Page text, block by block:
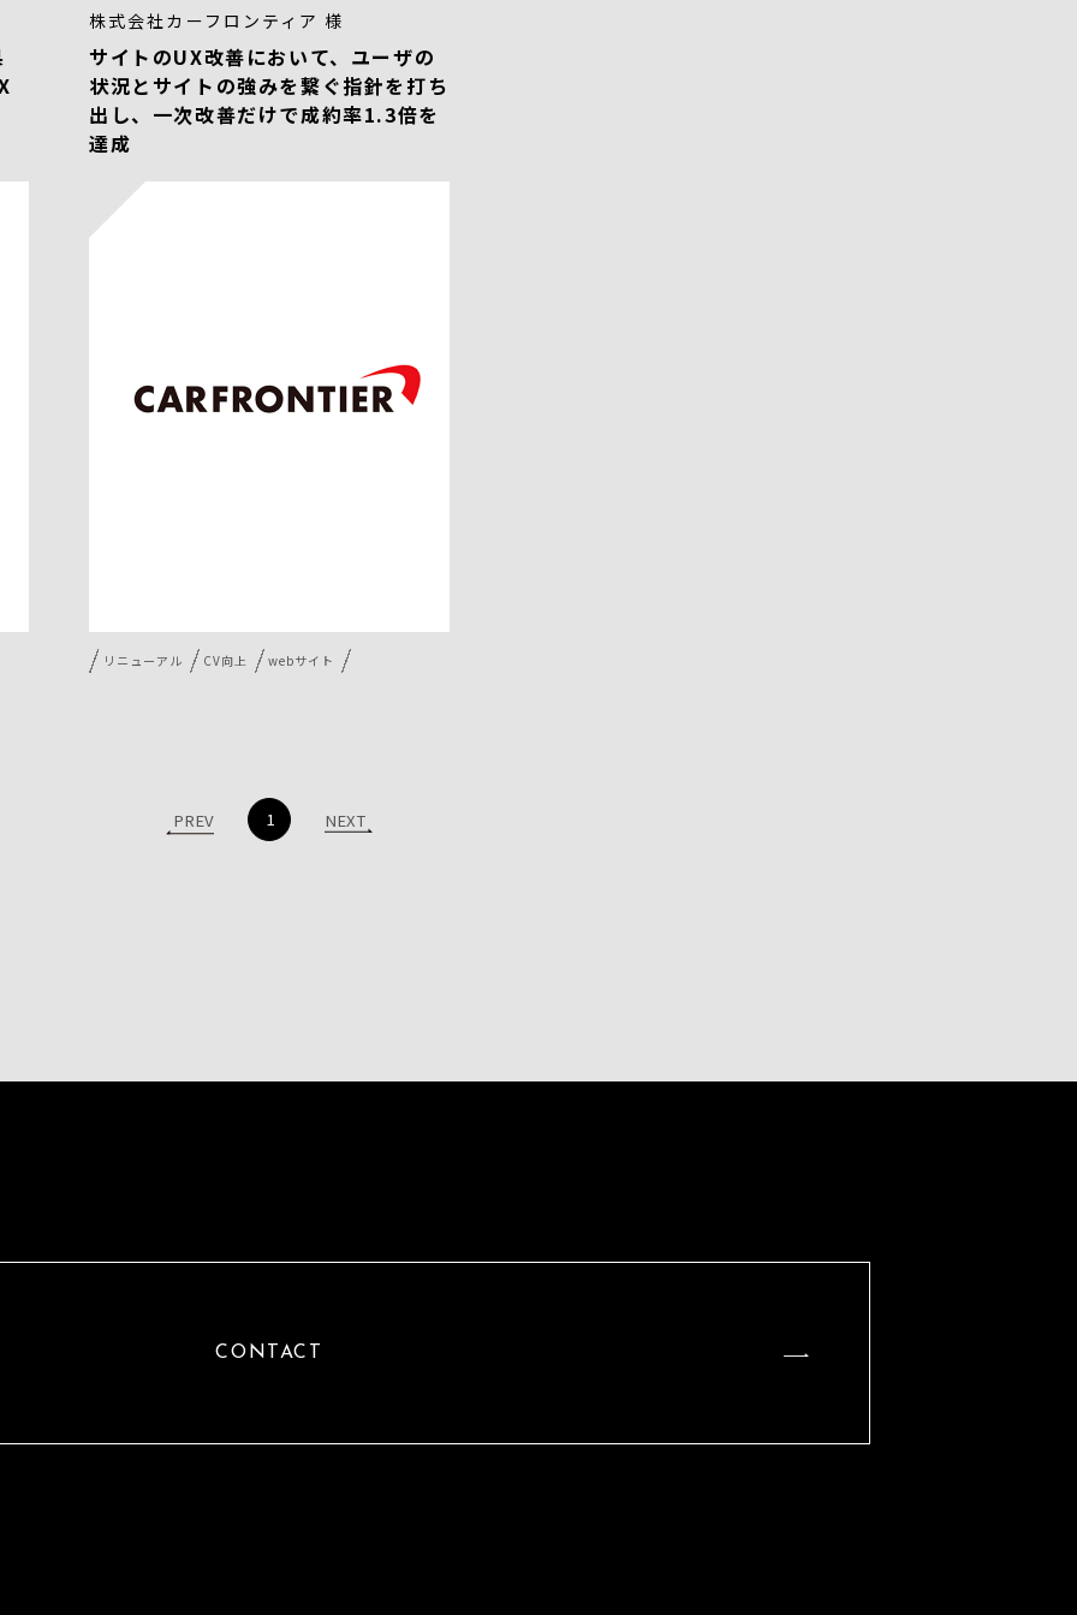
株式会社カーフロンティア 様
サイトのUX改善において、ユーザの
状況とサイトの強みを繋ぐ指針を打ち
出し、一次改善だけで成約率1.3倍を
達成
リニューアル CV向上 webサイト
PREV 1 NEXT
CONTACT